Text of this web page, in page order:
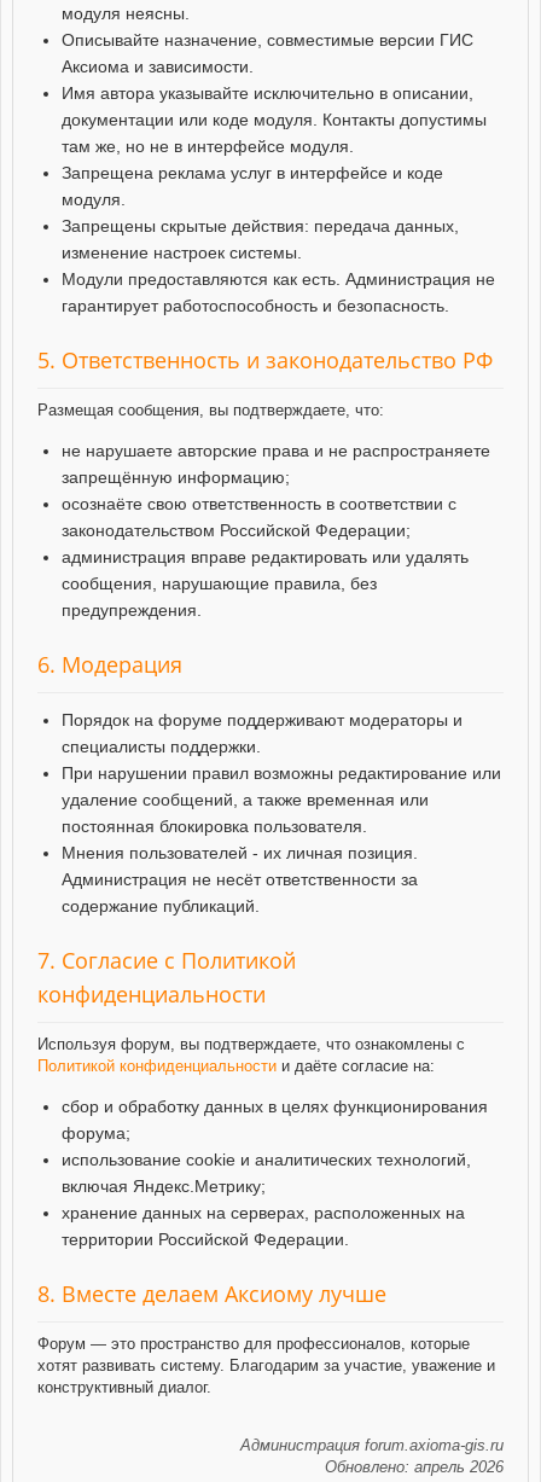
модуля неясны.
Описывайте назначение, совместимые версии ГИС
Аксиома и зависимости.
Имя автора указывайте исключительно в описании,
документации или коде модуля. Контакты допустимы
там же, но не в интерфейсе модуля.
Запрещена реклама услуг в интерфейсе и коде
модуля.
Запрещены скрытые действия: передача данных,
изменение настроек системы.
Модули предоставляются как есть. Администрация не
гарантирует работоспособность и безопасность.
5. Ответственность и законодательство РФ
Размещая сообщения, вы подтверждаете, что:
не нарушаете авторские права и не распространяете
запрещённую информацию;
осознаёте свою ответственность в соответствии с
законодательством Российской Федерации;
администрация вправе редактировать или удалять
сообщения, нарушающие правила, без
предупреждения.
6. Модерация
Порядок на форуме поддерживают модераторы и
специалисты поддержки.
При нарушении правил возможны редактирование или
удаление сообщений, а также временная или
постоянная блокировка пользователя.
Мнения пользователей - их личная позиция.
Администрация не несёт ответственности за
содержание публикаций.
7. Согласие с Политикой
конфиденциальности
Используя форум, вы подтверждаете, что ознакомлены с
Политикой конфиденциальности и даёте согласие на:
сбор и обработку данных в целях функционирования
форума;
использование cookie и аналитических технологий,
включая Яндекс.Метрику;
хранение данных на серверах, расположенных на
территории Российской Федерации.
8. Вместе делаем Аксиому лучше
Форум — это пространство для профессионалов, которые
хотят развивать систему. Благодарим за участие, уважение и
конструктивный диалог.
Администрация forum.axioma-gis.ru
Обновлено: апрель 2026